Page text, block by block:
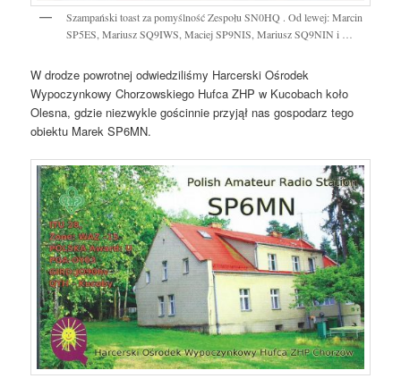
Szampański toast za pomyślność Zespołu SN0HQ . Od lewej: Marcin
SP5ES, Mariusz SQ9IWS, Maciej SP9NIS, Mariusz SQ9NIN i …
W drodze powrotnej odwiedziliśmy Harcerski Ośrodek
Wypoczynkowy Chorzowskiego Hufca ZHP w Kucobach koło
Olesna, gdzie niezwykle gościnnie przyjął nas gospodarz tego
obiektu Marek SP6MN.